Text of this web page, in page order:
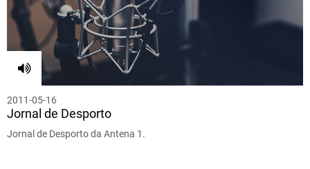
2011-05-16
Jornal de Desporto
Jornal de Desporto da Antena 1.